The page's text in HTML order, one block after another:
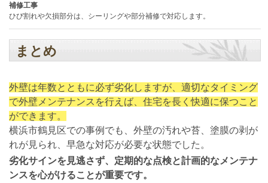
補修工事
ひび割れや欠損部分は、シーリングや部分補修で対応します。
まとめ
外壁は年数とともに必ず劣化しますが、適切なタイミング
で外壁メンテナンスを行えば、住宅を長く快適に保つこと
ができます。
横浜市鶴見区での事例でも、外壁の汚れや苔、塗膜の剥が
れが見られ、早急な対応が必要な状態でした。
劣化サインを見逃さず、定期的な点検と計画的なメンテナ
ンスを心がけることが重要です。